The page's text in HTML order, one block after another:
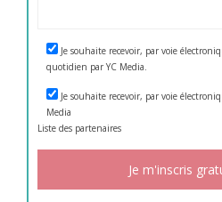
Je souhaite recevoir, par voie
quotidien par YC Media.
Je souhaite recevoir, par voie
Media
Liste des partenaires